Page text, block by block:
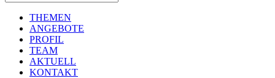
THEMEN
ANGEBOTE
PROFIL
TEAM
AKTUELL
KONTAKT